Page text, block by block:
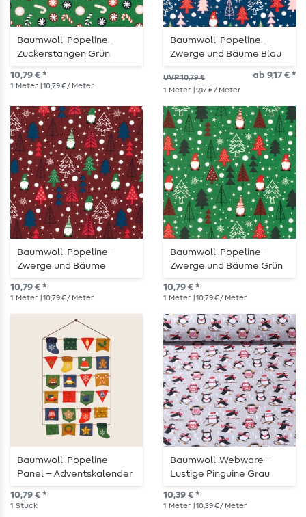
Baumwoll-Popeline -
Zuckerstangen Grün
10,79 € *
1 Meter | 10,79 € / Meter
Baumwoll-Popeline -
Zwerge und Bäume Blau
UVP 10,79 € ab 9,17 € *
1 Meter | 9,17 € / Meter
Baumwoll-Popeline -
Zwerge und Bäume
Bordeaux
10,79 € *
1 Meter | 10,79 € / Meter
Baumwoll-Popeline -
Zwerge und Bäume Grün
10,79 € *
1 Meter | 10,79 € / Meter
Baumwoll-Popeline
Panel – Adventskalender
Multicolor
10,79 € *
1 Stück
Baumwoll-Webware -
Lustige Pinguine Grau
10,39 € *
1 Meter | 10,39 € / Meter